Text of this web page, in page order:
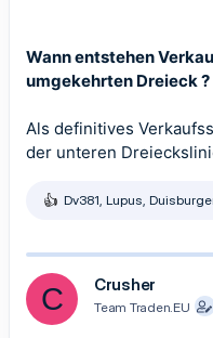
Wann entstehen
umgekehrten Dreieck ?
Als definitives
der unteren
R
k
t
i
o
n
Dv381, Lupus,
C Crusher
Team Traden.EU